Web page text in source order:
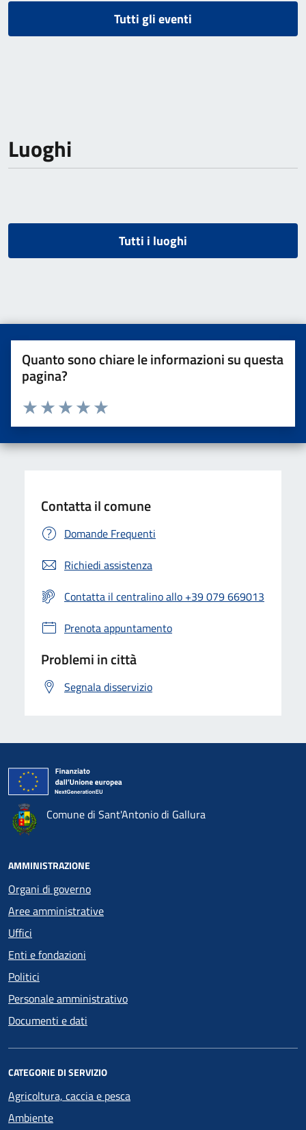
Tutti gli eventi
Luoghi
Tutti i luoghi
Quanto sono chiare le informazioni su questa
pagina?
Valuta da 1 a 5 stelle la pagina
Valuta 5 stelle su 5
Valuta 4 stelle su 5
Valuta 3 stelle su 5
Valuta 2 stelle su 5
Valuta una stella su 5
Contatta il comune
Domande Frequenti
Richiedi assistenza
Contatta il centralino allo +39 079 669013
Prenota appuntamento
Problemi in città
Segnala disservizio
Comune di Sant'Antonio di Gallura
AMMINISTRAZIONE
Organi di governo
Aree amministrative
Uffici
Enti e fondazioni
Politici
Personale amministrativo
Documenti e dati
CATEGORIE DI SERVIZIO
Agricoltura, caccia e pesca
Ambiente